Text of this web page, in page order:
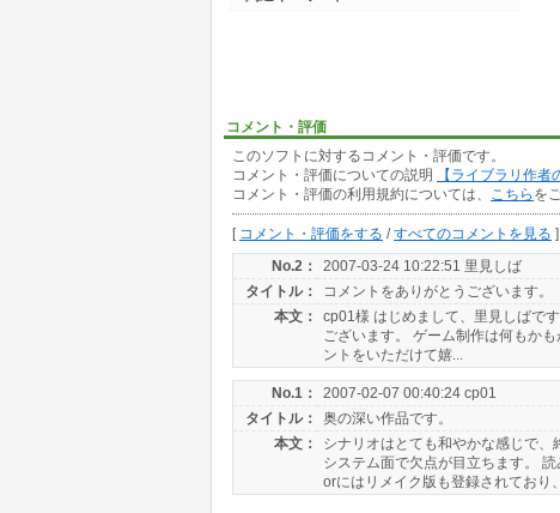
コメント・評価
このソフトに対するコメント・評価です。
コメント・評価についての説明
【ライブラリ作者
コメント・評価の利用規約については、
こちら を
[ コメント・評価をする /すべてのコメントを見る ]
No.2：
2007-03-24 10:22:51 里見しば
タイトル：
コメントをありがとうございます。
本文：
cp01様 はじめまして、里見しばで
ございます。 ゲーム制作は何もか
ントをいただけて嬉...
No.1： 2007-02-07 00:40:24 cp01
タイトル：
奥の深い作品です。
本文：
シナリオはとても和やかな感じで、
システム面で欠点が目立ちます。
orにはリメイク版も登録されており、